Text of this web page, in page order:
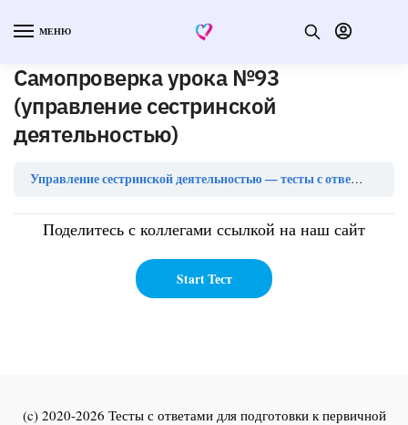
МЕНЮ
Самопроверка урока №93
(управление сестринской
деятельностью)
Управление сестринской деятельностью — тесты с ответами
Поделитесь с коллегами ссылкой на наш сайт
(c) 2020-2026 Тесты с ответами для подготовки к первичной